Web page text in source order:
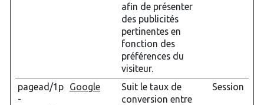
afin de présenter
des publicités
pertinentes en
fonction des
préférences du
visiteur.
pagead/1p
-
Google
Suit le taux de
conversion entre
Session